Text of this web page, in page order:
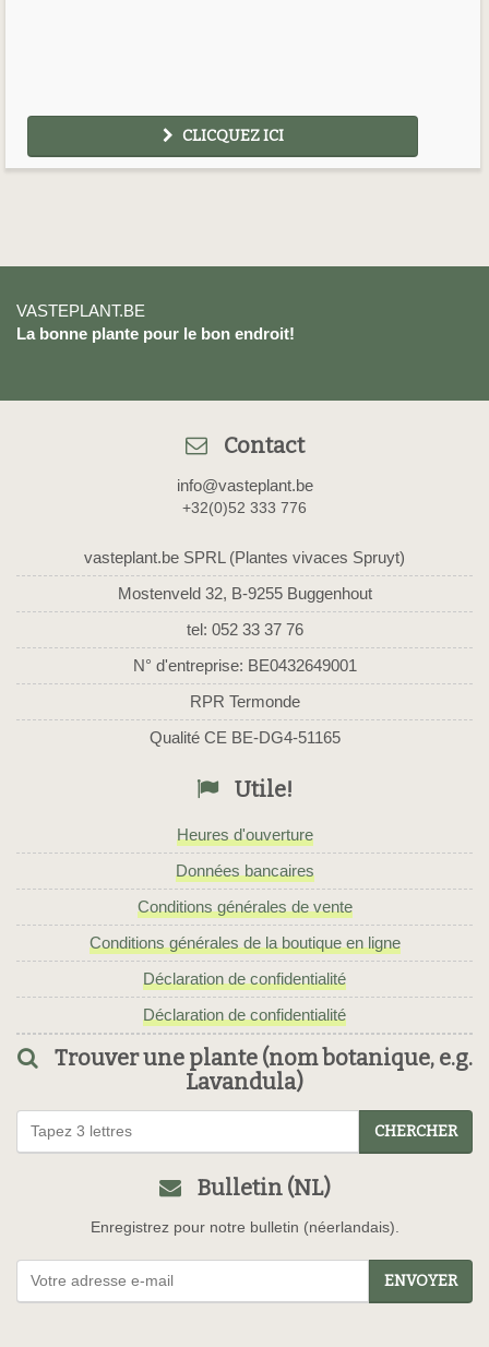
CLICQUEZ ICI
VASTEPLANT.BE
La bonne plante pour le bon endroit!
Contact
info@vasteplant.be
+32(0)52 333 776
vasteplant.be SPRL (Plantes vivaces Spruyt)
Mostenveld 32, B-9255 Buggenhout
tel: 052 33 37 76
N° d'entreprise: BE0432649001
RPR Termonde
Qualité CE BE-DG4-51165
Utile!
Heures d'ouverture
Données bancaires
Conditions générales de vente
Conditions générales de la boutique en ligne
Déclaration de confidentialité
Déclaration de confidentialité
Trouver une plante (nom botanique, e.g.
Lavandula)
CHERCHER
Bulletin (NL)
Enregistrez pour notre bulletin (néerlandais).
ENVOYER